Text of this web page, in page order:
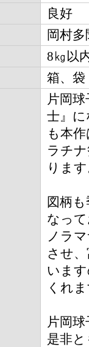
良好
岡村
8㎏以
箱、袋
片岡
士』
も本
ラチ
りま
図柄
なっ
ノラ
させ
いま
くれ
片岡
是非